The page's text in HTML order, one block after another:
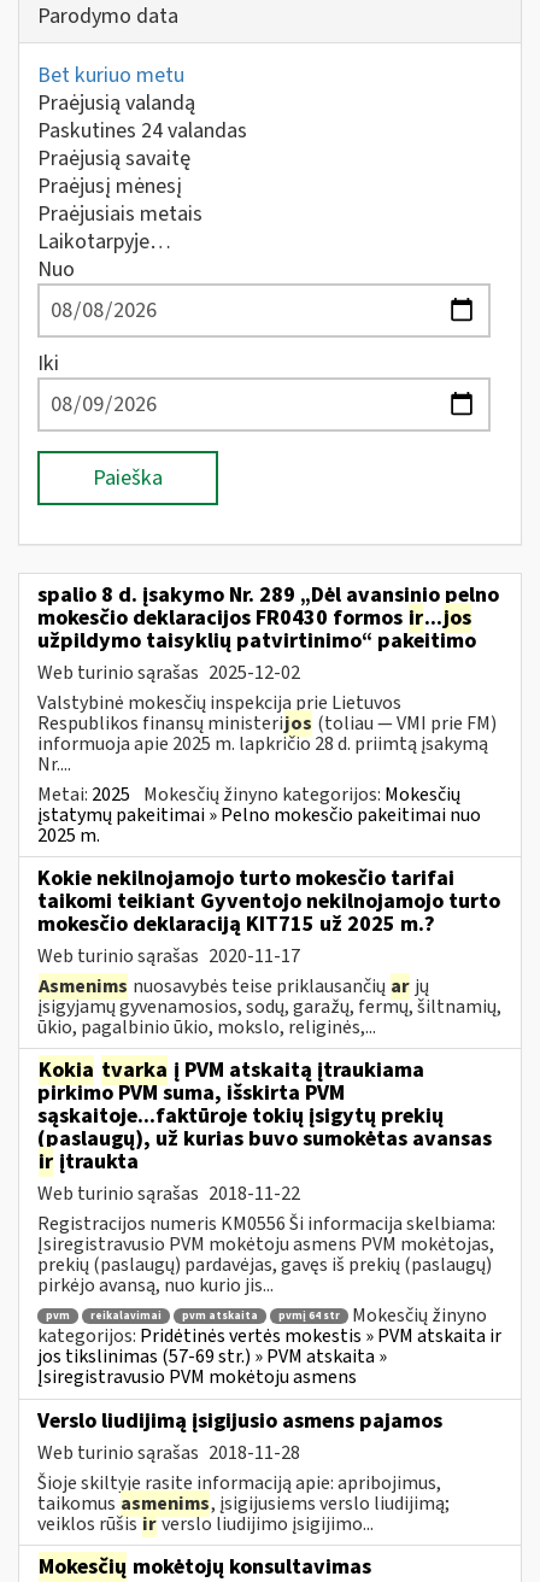
Parodymo data
Bet kuriuo metu
Praėjusią valandą
Paskutines 24 valandas
Praėjusią savaitę
Praėjusį mėnesį
Praėjusiais metais
Laikotarpyje…
Nuo
Iki
Paieška
spalio 8 d. įsakymo Nr. 289 „Dėl avansinio pelno
mokesčio deklaracijos FR0430 formos ir...jos
užpildymo taisyklių patvirtinimo“ pakeitimo
Web turinio sąrašas 2025-12-02
Valstybinė mokesčių inspekcija prie Lietuvos
Respublikos finansų ministerijos (toliau — VMI prie FM)
informuoja apie 2025 m. lapkričio 28 d. priimtą įsakymą
Nr....
Metai: 2025 Mokesčių žinyno kategorijos: Mokesčių
įstatymų pakeitimai » Pelno mokesčio pakeitimai nuo
2025 m.
Kokie nekilnojamojo turto mokesčio tarifai
taikomi teikiant Gyventojo nekilnojamojo turto
mokesčio deklaraciją KIT715 už 2025 m.?
Web turinio sąrašas 2020-11-17
Asmenims nuosavybės teise priklausančių ar jų
įsigyjamų gyvenamosios, sodų, garažų, fermų, šiltnamių,
ūkio, pagalbinio ūkio, mokslo, religinės,...
Kokia tvarka į PVM atskaitą įtraukiama
pirkimo PVM suma, išskirta PVM
sąskaitoje...faktūroje tokių įsigytų prekių
(paslaugų), už kurias buvo sumokėtas avansas
ir įtraukta
Web turinio sąrašas 2018-11-22
Registracijos numeris KM0556 Ši informacija skelbiama:
Įsiregistravusio PVM mokėtoju asmens PVM mokėtojas,
prekių (paslaugų) pardavėjas, gavęs iš prekių (paslaugų)
pirkėjo avansą, nuo kurio jis...
pvm reikalavimai pvm atskaita pvmį 64 str
Mokesčių žinyno
kategorijos: Pridėtinės vertės mokestis » PVM atskaita ir
jos tikslinimas (57-69 str.) » PVM atskaita »
Įsiregistravusio PVM mokėtoju asmens
Verslo liudijimą įsigijusio asmens pajamos
Web turinio sąrašas 2018-11-28
Šioje skiltyje rasite informaciją apie: apribojimus,
taikomus asmenims, įsigijusiems verslo liudijimą;
veiklos rūšisirverslo liudijimo įsigijimo...
Mokesčių mokėtojų konsultavimas